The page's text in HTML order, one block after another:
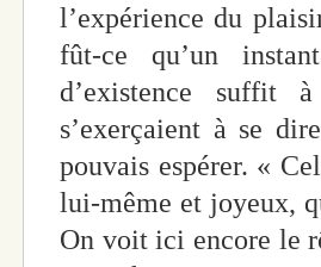
l’expérience du
fût-ce qu’un
d’existence suffit
s’exerçaient à se
pouvais espérer. «
lui-même et joyeux,
On voit ici encore le